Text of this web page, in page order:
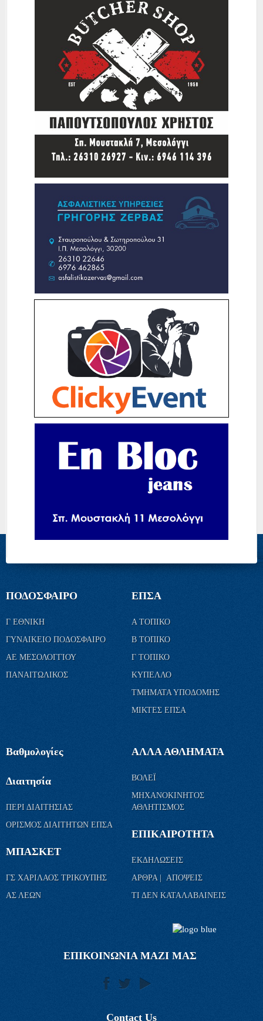
ΠΟΔΟΣΦΑΙΡΟ
Γ ΕΘΝΙΚΗ
ΓΥΝΑΙΚΕΙΟ ΠΟΔΟΣΦΑΙΡΟ
ΑΕ ΜΕΣΟΛΟΓΓΙΟΥ
ΠΑΝΑΙΤΩΛΙΚΟΣ
ΕΠΣΑ
Α ΤΟΠΙΚΟ
Β ΤΟΠΙΚΟ
Γ ΤΟΠΙΚΟ
ΚΥΠΕΛΛΟ
ΤΜΗΜΑΤΑ ΥΠΟΔΟΜΗΣ
ΜΙΚΤΕΣ ΕΠΣΑ
Βαθμολογίες
Διαιτησία
ΠΕΡΙ ΔΙΑΙΤΗΣΙΑΣ
ΟΡΙΣΜΟΣ ΔΙΑΙΤΗΤΩΝ ΕΠΣΑ
ΜΠΑΣΚΕΤ
ΓΣ ΧΑΡΙΛΑΟΣ ΤΡΙΚΟΥΠΗΣ
ΑΣ ΛΕΩΝ
ΑΛΛΑ ΑΘΛΗΜΑΤΑ
ΒΟΛΕΪ
ΜΗΧΑΝΟΚΙΝΗΤΟΣ
ΑΘΛΗΤΙΣΜΟΣ
ΕΠΙΚΑΙΡΟΤΗΤΑ
ΕΚΔΗΛΩΣΕΙΣ
ΑΡΘΡΑ | ΑΠΟΨΕΙΣ
ΤΙ ΔΕΝ ΚΑΤΑΛΑΒΑΙΝΕΙΣ
ΕΠΙΚΟΙΝΩΝΙΑ ΜΑΖΙ ΜΑΣ
Contact Us